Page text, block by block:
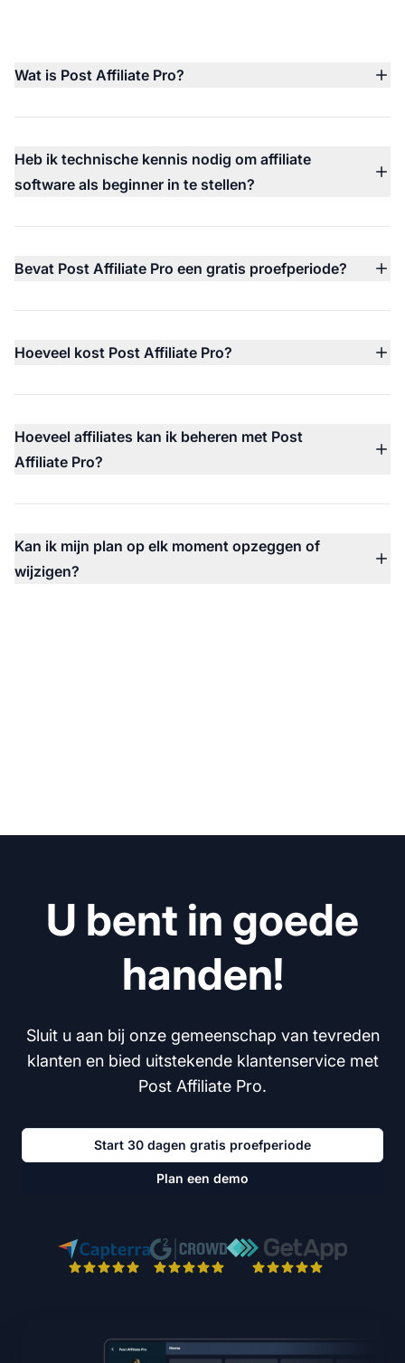
Wat is Post Affiliate Pro?
referral- en influencer programma's kunnen lanceren,
volgen en schalen.
Heb ik technische kennis nodig om affiliate
software als beginner in te stellen?
integratieopties zoals plugins, tracking scripts en
Bevat Post Affiliate Pro een gratis proefperiode?
ondersteuning beschikbaar.
Hoeveel kost Post Affiliate Pro?
beschikbaar, waaronder Starter, Pro, Ultimate en
Network plannen.
Hoeveel affiliates kan ik beheren met Post
Affiliate Pro?
trackingvolume in plaats van het aantal gebruikers.
Kan ik mijn plan op elk moment opzeggen of
wijzigen?
U bent in goede
handen!
Sluit u aan bij onze gemeenschap van tevreden
klanten en bied uitstekende klantenservice met
Post Affiliate Pro.
Start 30 dagen gratis proefperiode
Plan een demo